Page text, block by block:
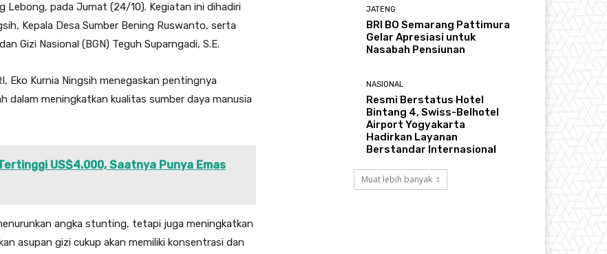
Lebong, pada Jumat (24/10). Kegiatan ini dihadiri
Kepala Desa Sumber Bening Ruswanto, serta
Gizi Nasional (BGN) Teguh Suparngadi, S.E.
Eko Kurnia Ningsih menegaskan pentingnya
dalam meningkatkan kualitas sumber daya manusia
US$4.000, Saatnya Punya Emas
angka stunting, tetapi juga meningkatkan
asupan gizi cukup akan memiliki konsentrasi dan
JATENG
BRI BO Semarang Pattimura
Gelar Apresiasi untuk
Nasabah Pensiunan
NASIONAL
Resmi Berstatus Hotel
Bintang 4, Swiss-Belhotel
Airport Yogyakarta
Hadirkan Layanan
Berstandar Internasional
Muat lebih banyak